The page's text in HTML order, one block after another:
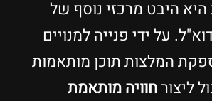
היבט מרכזי נוסף של
על ידי פנייה למנויים
המלצות תוכן מותאמות
ליצורחוויה מותאמת